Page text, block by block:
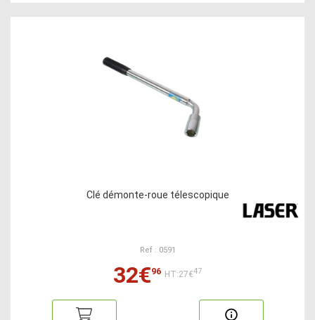
Clé démonte-roue télescopique
Ref : 0591
32€96 HT:27€47